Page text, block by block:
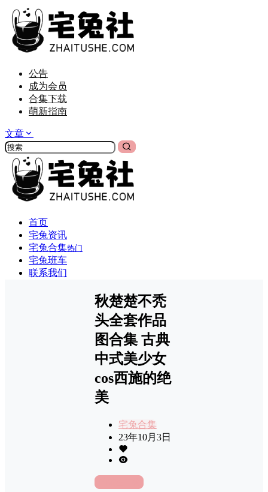
公告
成为会员
合集下载
萌新指南
文章
首页
宅兔资讯
宅兔合集热门
宅兔班车
联系我们
秋楚楚不秃
头全套作品
图合集 古典
中式美少女
cos西施的绝
美
宅兔合集
23年10月3日